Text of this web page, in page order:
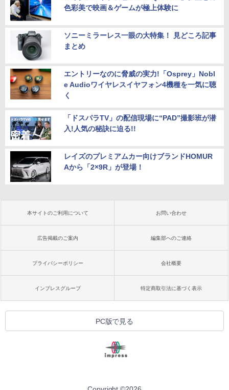
色彩美で映画＆ゲームが極上体験に
ソニーミラーレス一眼の大特集！ 見どころ記事
まとめ
エントリーなのに脅威の実力!「Osprey」Nobl
e Audioワイヤレスイヤフォン4機種を一気に聴
く
「ドスパラTV」の配信現場に“PAD”撮影班が潜
入!人気の秘訣に迫る!!
レイズのプレミアムカー向けブランドHOMUR
Aから「2×9R」が登場！
本サイトのご利用について お問い合わせ
広告掲載のご案内 編集部へのご連絡
プライバシーポリシー 会社概要
インプレスグループ 特定商取引法に基づく表示
PC版で見る